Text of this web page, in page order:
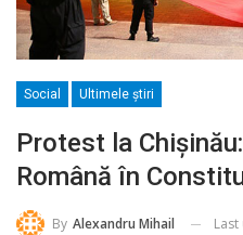
Social Ultimele ştiri
Protest la
Română în
By Alexandru Mihail